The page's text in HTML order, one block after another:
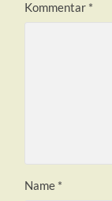
Kommentar *
Name *